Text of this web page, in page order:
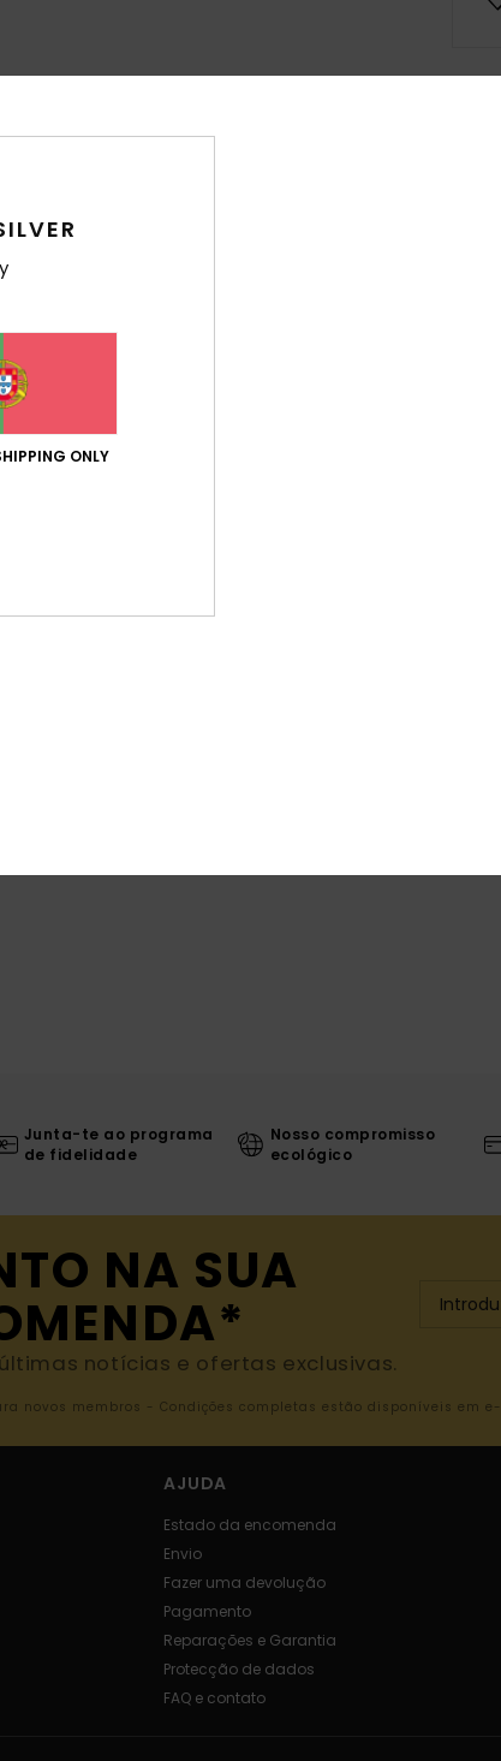
Junta-te ao programa
de fidelidade
Nosso compromisso
ecológico
NA SUA
notícias e ofertas exclusivas.
novos membros - Condições completas estão disponíveis em
AJUDA
Estado da encomenda
Envio
Fazer uma devolução
Pagamento
Reparações e Garantia
Protecção de dados
FAQ e contato
ONLY